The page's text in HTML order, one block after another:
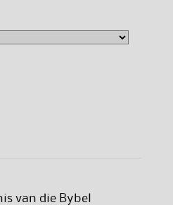
van die Bybel